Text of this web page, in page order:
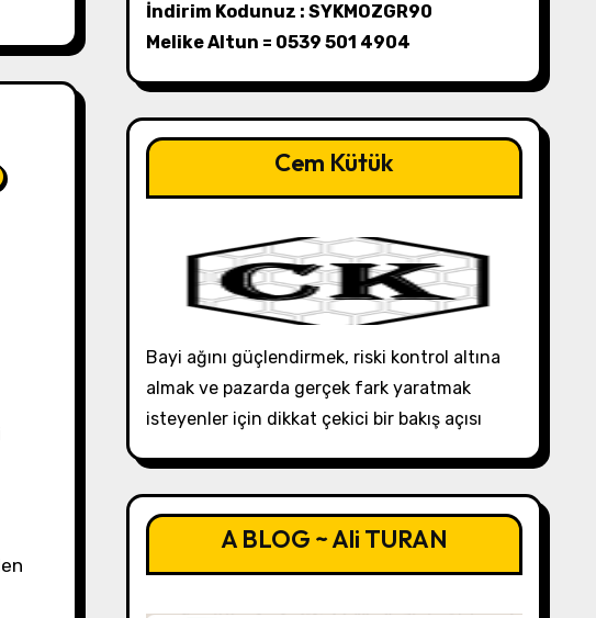
İndirim Kodunuz : SYKMOZGR90
Melike Altun = 0539 501 4904
Cem Kütük
Bayi ağını güçlendirmek, riski kontrol altına
almak ve pazarda gerçek fark yaratmak
isteyenler için dikkat çekici bir bakış açısı
A BLOG ~ Ali TURAN